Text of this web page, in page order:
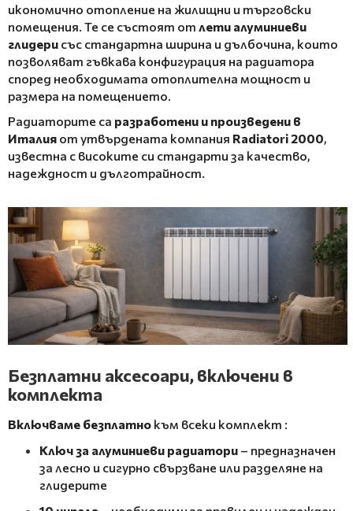
икономично отопление на жилищни и търговски
помещения. Те се състоят от лети алуминиеви
глидери със стандартна ширина и дълбочина, които
позволяват гъвкава конфигурация на радиатора
според необходимата отоплителна мощност и
размера на помещението.
Радиаторите са разработени и произведени в
Италия от утвърдената компания Radiatori 2000,
известна с високите си стандарти за качество,
надеждност и дълготрайност.
Безплатни аксесоари, включени в
комплекта
Включваме безплатно към всеки комплект :
Ключ за алуминиеви радиатори – предназначен
за лесно и сигурно свързване или разделяне на
глидерите